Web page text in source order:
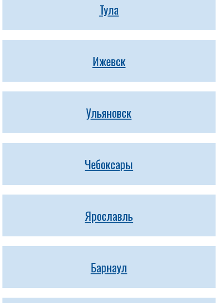
Тула
Ижевск
Ульяновск
Чебоксары
Ярославль
Барнаул